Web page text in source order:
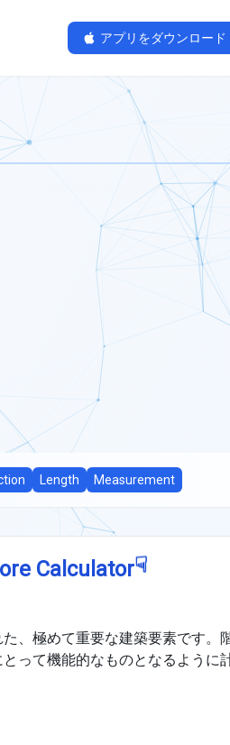
アプリをダウンロード
Length Measurement
Calculator☟
、極めて重要な建築要素です。
って機能的なものとなるように